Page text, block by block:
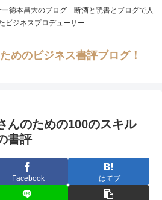
徳本昌大のブログ 断酒と読書とブログで人
ビジネスプロデューサー
めのビジネス書評ブログ！
んのための100のスキル
書評
Facebook はてブ